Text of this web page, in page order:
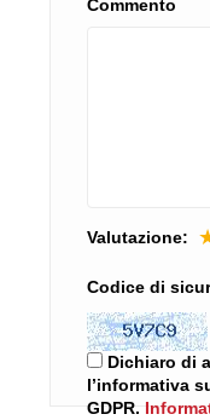
Commento
Valutazione:
Codice di
Dichiaro di
l’informativa
GDPR.